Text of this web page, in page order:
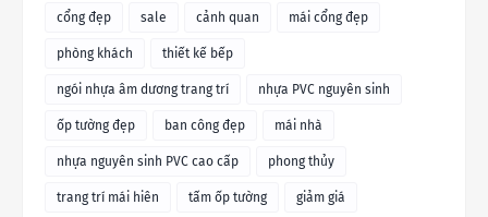
cổng đẹp sale cảnh quan mái cổng đẹp
phòng khách thiết kế bếp
ngói nhựa âm dương trang trí nhựa PVC nguyên sinh
ốp tường đẹp ban công đẹp mái nhà
nhựa nguyên sinh PVC cao cấp phong thủy
trang trí mái hiên tấm ốp tường giảm giá